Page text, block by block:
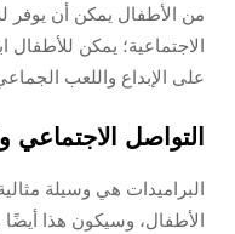
من الأطفال يمكن أن يوفر
الاجتماعية؛ يمكن
على الإبداع واللعب
التواصل الاجتماعي
البراميدات هي وسيلة
الأطفال، وسيكون هذا